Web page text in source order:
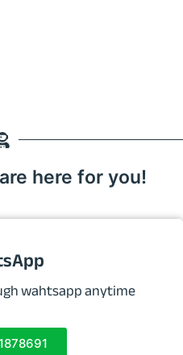
here for you!
wahtsapp anytime